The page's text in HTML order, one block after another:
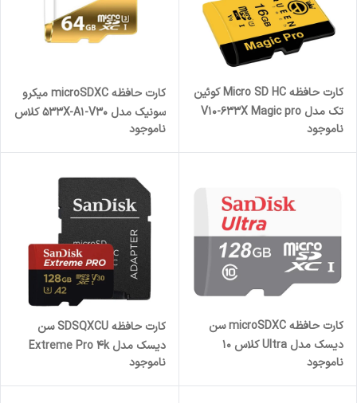
کارت حافظه Micro SD HC کوئین
تک مدل V10-633X Magic pro
سرعت 95mbps ظرفیت 16
ناموجود
کارت حافظه microSDXC میکرو
سونیک مدل 533X-A1-V30 کلاس
80MBps ظرفیت 64 گیگابایت
ناموجود
کارت حافظه microSDXC سن
دیسک مدل Ultra کلاس 10
100MBps ظرفیت 128 گیگابایت
ناموجود
کارت حافظه SDSQXCU سن
دیسک مدل Extreme Pro 4k
ظرفیت 128 گیگابایت
ناموجود